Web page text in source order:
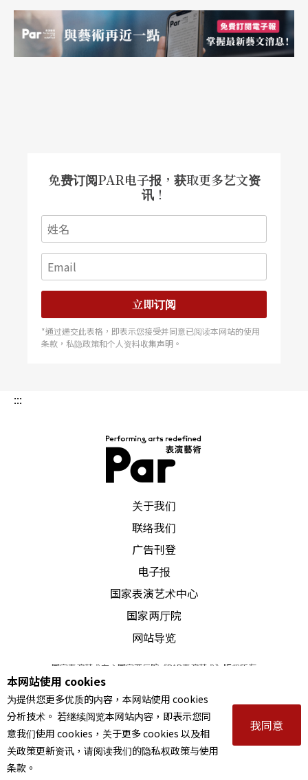
免费订阅PAR电子报，获取更多艺文资
讯！
立即订阅
*通过递交此表格，即表示您接受并同意已阅读本网站的使用
条款，私隐政策和个人资料收集声明。
:::
关于我们
联络我们
广告刊登
电子报
国家表演艺术中心
国家两厅院
网站导览
国家表演艺术中心国家两厅院《PAR表演艺术》版权所有
© 2022Performing arts redefined. All Rights Reserved
统一编号 Tax Id number 00973926
本站所提供相关演出资讯，如有异动应以主办单位公告为准。
服务条款｜隐私权声明｜著作权声明
本网站使用 cookies
为提供您更多优质的内容，本网站使用 cookies
分析技术。 若继续阅览本网站内容，即表示您同
意我们使用 cookies，关于更多 cookies 以及相
关政策更新资讯，请阅读我们的隐私权政策与使用
条款。
我同意